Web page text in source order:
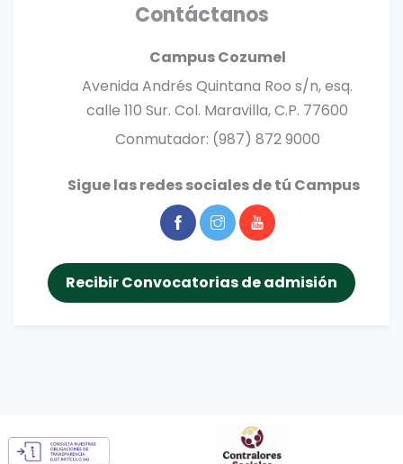
Contáctanos
Campus Cozumel
Avenida Andrés Quintana Roo s/n, esq.
calle 110 Sur. Col. Maravilla, C.P. 77600
Conmutador: (987) 872 9000
Sigue las redes sociales de tú Campus
Recibir Convocatorias de admisión